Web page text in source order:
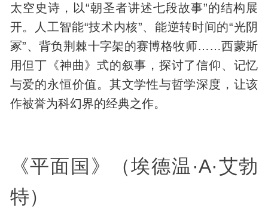
太空史诗，以“朝圣者讲述七段故事”的结构展
开。人工智能“技术内核”、能逆转时间的“光阴
冢”、背负荆棘十字架的赛博格牧师……西蒙斯
用但丁《神曲》式的叙事，探讨了信仰、记忆
与爱的永恒价值。其文学性与哲学深度，让该
作被誉为科幻界的经典之作。
《平面国》（埃德温·A·艾勃
特）